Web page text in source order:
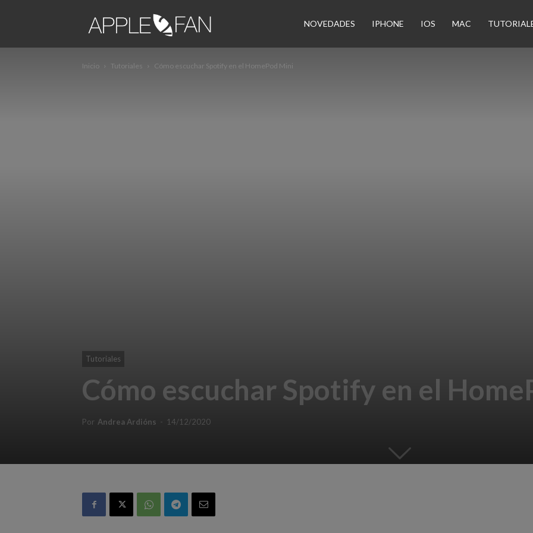
NOVEDADES IPHONE IOS MAC
Inicio Tutoriales Cómo escuchar Spotify en el HomePod Mini
Tutoriales
Cómo escuchar Spotify en el
Por Andrea Ardións - 14/12/2020